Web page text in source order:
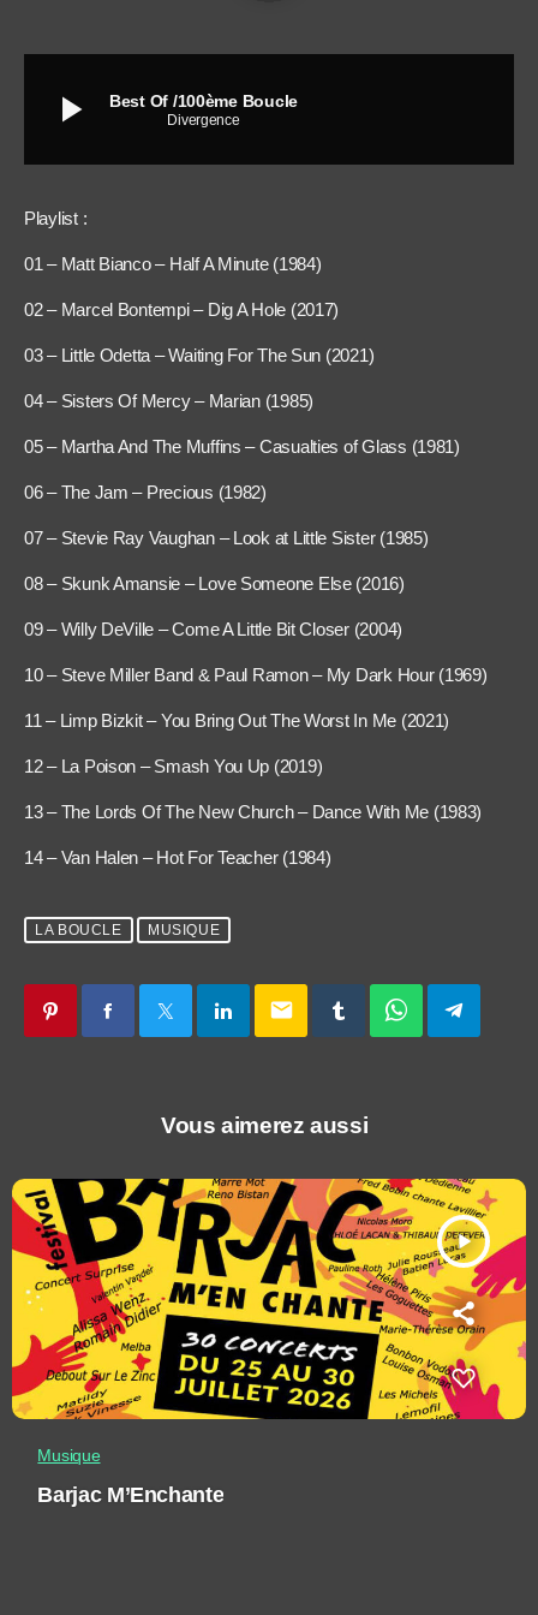
play_arrow Best Of /100ème Boucle
Divergence
Playlist :
01 – Matt Bianco – Half A Minute (1984)
02 – Marcel Bontempi – Dig A Hole (2017)
03 – Little Odetta – Waiting For The Sun (2021)
04 – Sisters Of Mercy – Marian (1985)
05 – Martha And The Muffins – Casualties of Glass (1981)
06 – The Jam – Precious (1982)
07 – Stevie Ray Vaughan – Look at Little Sister (1985)
08 – Skunk Amansie – Love Someone Else (2016)
09 – Willy DeVille – Come A Little Bit Closer (2004)
10 – Steve Miller Band & Paul Ramon – My Dark Hour (1969)
11 – Limp Bizkit – You Bring Out The Worst In Me (2021)
12 – La Poison – Smash You Up (2019)
13 – The Lords Of The New Church – Dance With Me (1983)
14 – Van Halen – Hot For Teacher (1984)
LA BOUCLE MUSIQUE
email
Vous aimerez aussi
play_arrow
Musique
Barjac M’Enchante